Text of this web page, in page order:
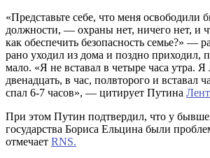
«Представьте себе, что меня освободили
должности, — охраны нет, ничего нет, и
как обеспечить безопасность семье?» —
рано уходил из дома и поздно приходил,
мало. «Я не вставал в четыре часа утра. Я
двенадцать, в час, полвторого и вставал
спал 6-7 часов», — цитирует Путина
При этом Путин подтвердил, что у
государства Бориса Ельцина были
отмечает RNS.